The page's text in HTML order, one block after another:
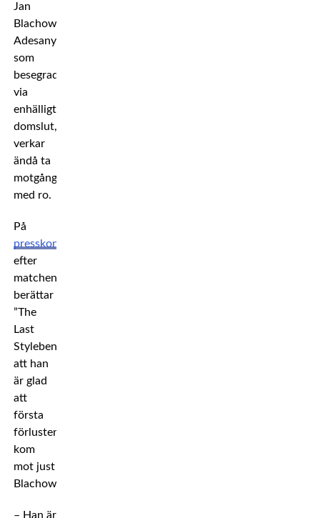
Jan
Blachowicz.
Adesanya,
som
besegrades
via
enhälligt
domslut,
verkar
ändå ta
motgången
med ro.
På
presskonferensen
efter
matchen
berättar
”The
Last
Stylebender”
att han
är glad
att
första
förlusten
kom
mot just
Blachowicz.
– Han är